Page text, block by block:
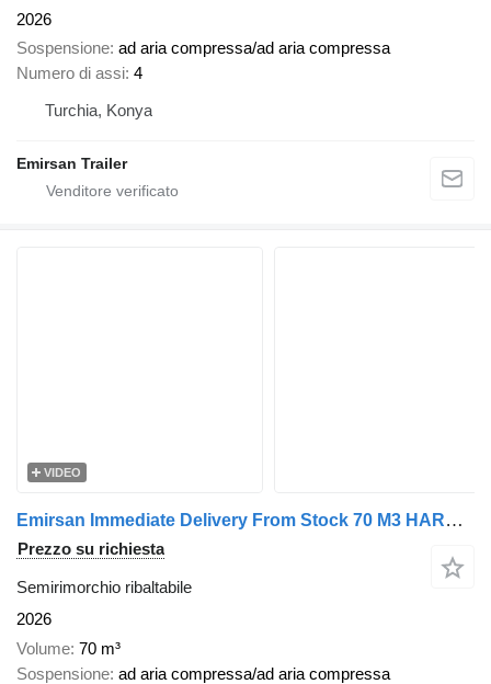
2026
Sospensione ad aria compressa/ad aria compressa
Numero di assi 4
Turchia, Konya
Emirsan Trailer
VIDEO
Emirsan Immediate Delivery From Stock 70 M3 HARDOX ACCORDION TIPPER //
Prezzo su richiesta
Semirimorchio ribaltabile
2026
Volume 70 m³
Sospensione ad aria compressa/ad aria compressa